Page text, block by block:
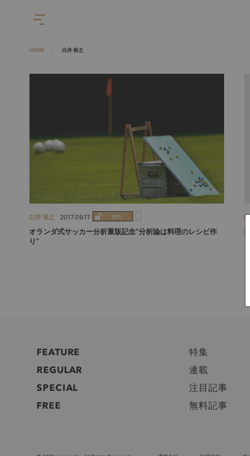
HOME 白井 裕之
白井 裕之 2017.09.17
オランダ式サッカー分析重版記念“分析論は料理のレシピ作
り”
FEATURE
特集
REGULAR
連載
SPECIAL
注目記事
FREE
無料記事